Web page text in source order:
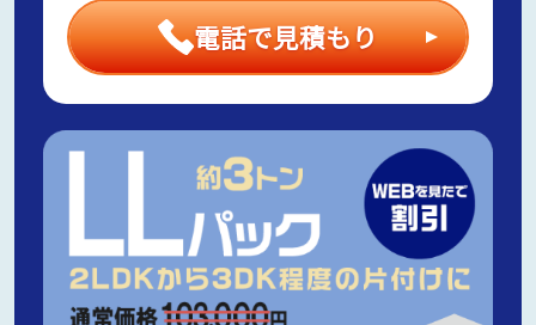
電話で見積もり